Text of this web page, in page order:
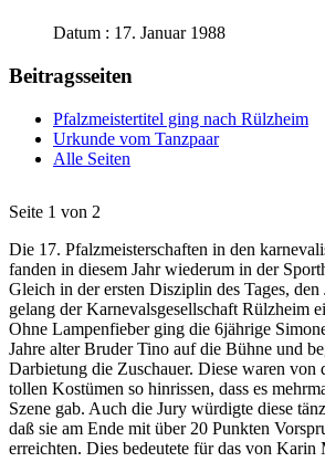
Datum : 17. Januar 1988
Beitragsseiten
Pfalzmeistertitel ging nach Rülzheim
Urkunde vom Tanzpaar
Alle Seiten
Seite 1 von 2
Die 17. Pfalzmeisterschaften in den
fanden in diesem Jahr wiederum in der
Gleich in der ersten Disziplin des Tages, den
gelang der Karnevalsgesellschaft Rülzheim
Ohne Lampenfieber ging die 6jährige
Jahre alter Bruder Tino auf die Bühne und
Darbietung die Zuschauer. Diese waren von
tollen Kostümen so hinrissen, dass es
Szene gab. Auch die Jury würdigte diese
daß sie am Ende mit über 20 Punkten
erreichten. Dies bedeutete für das von